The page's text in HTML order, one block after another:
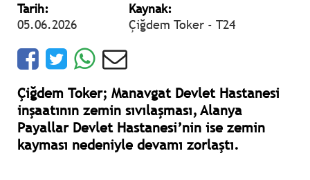
Tarih:
05.06.2026
Kaynak:
Çiğdem Toker - T24
Çiğdem Toker; Manavgat Devlet Hastanesi
inşaatının zemin sıvılaşması, Alanya
Payallar Devlet Hastanesi’nin ise zemin
kayması nedeniyle devamı zorlaştı.